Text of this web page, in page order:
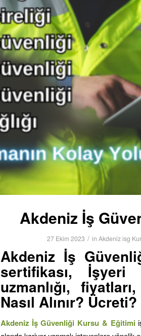
Akdeniz İş
27 Ekim 2023 / in Akdeniz isg
Akdeniz İş
sertifikası, İşyeri
uzmanlığı,
Nasıl Alınır? Ücreti?
Akdeniz İş Güvenliği Kursu & Eğitimi